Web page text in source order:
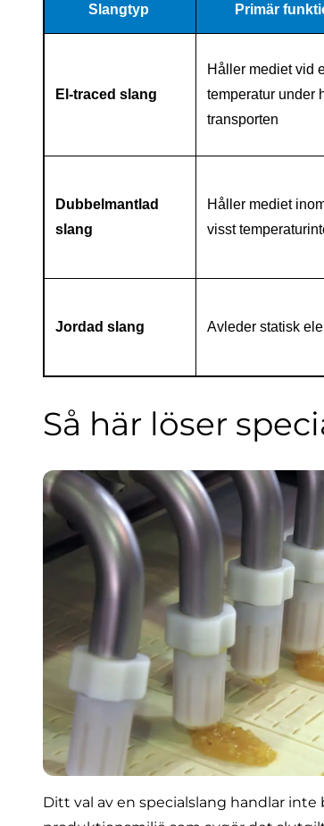
Slangtyp Primär
El-traced slang
Håller mediet vid
temperatur under
transporten
Dubbelmantlad
slang
Håller mediet
visst
Jordad slang Avleder statisk
Så här löser
Ditt val av en specialslang handlar